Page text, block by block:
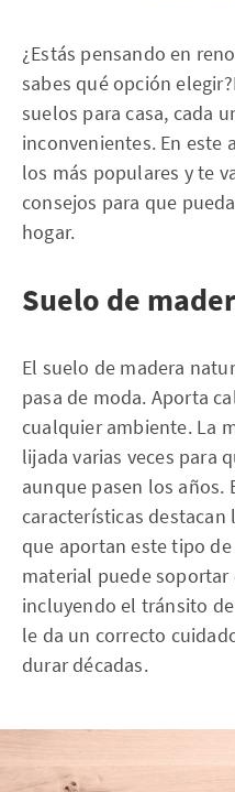
¿Estás pensando en
sabes qué opción
suelos para casa, cada
inconvenientes. En este
los más populares y te
consejos para que
hogar.
Suelo de
El suelo de madera
pasa de moda. Aporta
cualquier ambiente. La
lijada varias veces para
aunque pasen los años.
características
que aportan este tipo
material puede soportar
incluyendo el tránsito
le da un correcto
durar décadas.